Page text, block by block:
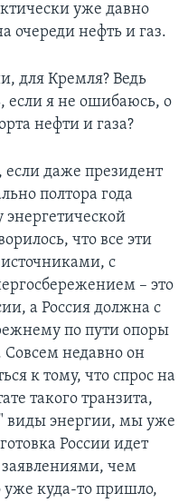
уже давно
очереди нефть и газ.
для Кремля? Ведь
если я не ошибаюсь, о
нефти и газа?
даже президент
полтора года
энергетической
что все эти
с
– это
а Россия должна с
по пути опоры
недавно он
к тому, что спрос на
такого транзита,
виды энергии, мы уже
России идет
чем
уже куда-то пришло,